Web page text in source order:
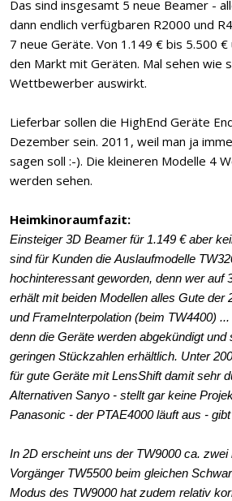
Das sind insgesamt 5 neue Beamer -
dann endlich verfügbaren R2000 und
7 neue Geräte. Von 1.149 € bis 5.500 €
den Markt mit Geräten. Mal sehen wie
Wettbewerber auswirkt.
Lieferbar sollen die HighEnd Geräte
Dezember sein. 2011, weil man ja
sagen soll :-). Die kleineren Modelle 4
werden sehen.
Heimkinoraumfazit:
Einsteiger 3D Beamer für 1.149 € aber
sind für Kunden die Auslaufmodelle
hochinteressant geworden, denn wer auf
erhält mit beiden Modellen alles Gute der
und FrameInterpolation (beim TW4400)
denn die Geräte werden abgekündigt und
geringen Stückzahlen erhältlich. Unter
für gute Geräte mit LensShift damit sehr
Alternativen Sanyo - stellt gar keine
Panasonic - der PTAE4000 läuft aus -
In 2D erscheint uns der TW9000 ca.
Vorgänger TW5500 beim gleichen
Modus des TW9000 hat zudem relativ